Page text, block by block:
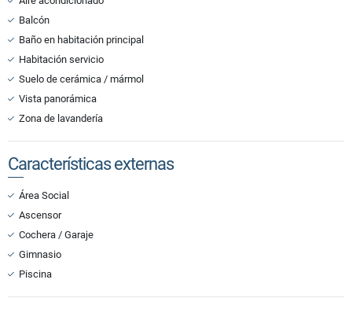
Balcón
Baño en habitación principal
Habitación servicio
Suelo de cerámica / mármol
Vista panorámica
Zona de lavandería
Características externas
Área Social
Ascensor
Cochera / Garaje
Gimnasio
Piscina